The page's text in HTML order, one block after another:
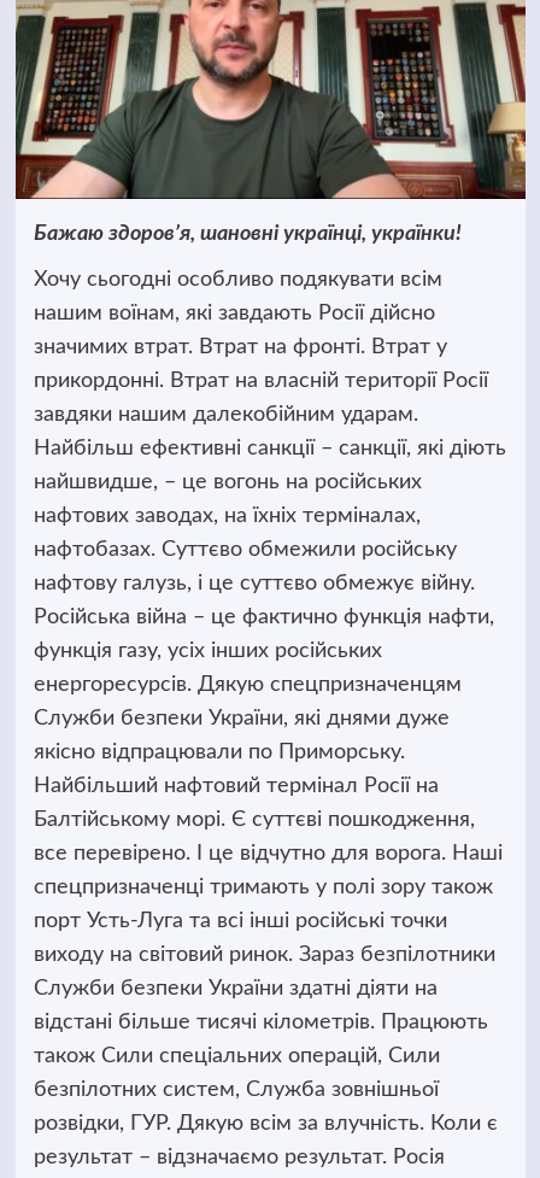
Бажаю здоровʼя, шановні українці, українки!
Хочу сьогодні особливо подякувати всім
нашим воїнам, які завдають Росії дійсно
значимих втрат. Втрат на фронті. Втрат у
прикордонні. Втрат на власній території Росії
завдяки нашим далекобійним ударам.
Найбільш ефективні санкції – санкції, які діють
найшвидше, – це вогонь на російських
нафтових заводах, на їхніх терміналах,
нафтобазах. Суттєво обмежили російську
нафтову галузь, і це суттєво обмежує війну.
Російська війна – це фактично функція нафти,
функція газу, усіх інших російських
енергоресурсів. Дякую спецпризначенцям
Служби безпеки України, які днями дуже
якісно відпрацювали по Приморську.
Найбільший нафтовий термінал Росії на
Балтійському морі. Є суттєві пошкодження,
все перевірено. І це відчутно для ворога. Наші
спецпризначенці тримають у полі зору також
порт Усть-Луга та всі інші російські точки
виходу на світовий ринок. Зараз безпілотники
Служби безпеки України здатні діяти на
відстані більше тисячі кілометрів. Працюють
також Сили спеціальних операцій, Сили
безпілотних систем, Служба зовнішньої
розвідки, ГУР. Дякую всім за влучність. Коли є
результат – відзначаємо результат. Росія